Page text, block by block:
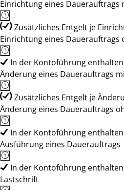
Einrichtung eines Dauerauftrags
Zusätzliches Entgelt je
Einrichtung eines Dauerauftrags
In der Kontoführung enthalten
Änderung eines Dauerauftrags
Zusätzliches Entgelt je
Änderung eines Dauerauftrags
In der Kontoführung enthalten
Ausführung eines Dauerauftrags
In der Kontoführung enthalten
Lastschrift